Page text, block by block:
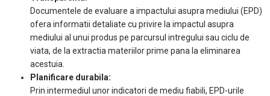
Documentele de evaluare a impactului asupra mediului (EPD)
ofera informatii detaliate cu privire la impactul asupra
mediului al unui produs pe parcursul intregului sau ciclu de
viata, de la extractia materiilor prime pana la eliminarea
acestuia.
Planificare durabila:
Prin intermediul unor indicatori de mediu fiabili, EPD-urile